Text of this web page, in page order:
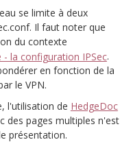
se limite à deux
. Il faut noter que
du contexte
- la configuration IPSec.
en fonction de la
le VPN.
l'utilisation de HedgeDoc
des pages multiples n'est
présentation.